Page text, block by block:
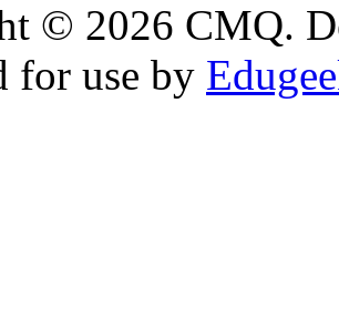
© 2026 CMQ.
for use by